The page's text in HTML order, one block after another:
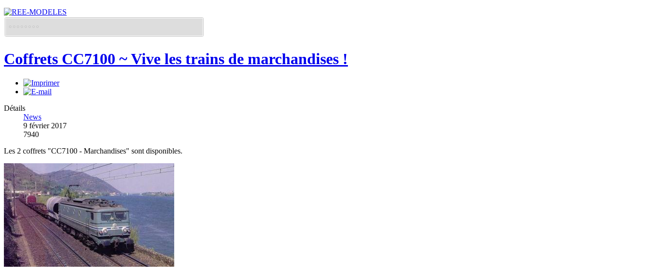
Coffrets CC7100 ~ Vive les trains de marchandises !
Détails
News
9 février 2017
7940
Les 2 coffrets "CC7100 - Marchandises" sont disponibles.